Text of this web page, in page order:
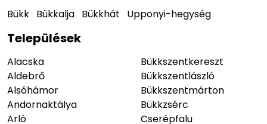
Bükk Bükkalja Bükkhát Upponyi-hegység
Települések
Alacska
Aldebrő
Alsóhámor
Andornaktálya
Arló
Bükkszentkereszt
Bükkszentlászló
Bükkszentmárton
Bükkzsérc
Cserépfalu